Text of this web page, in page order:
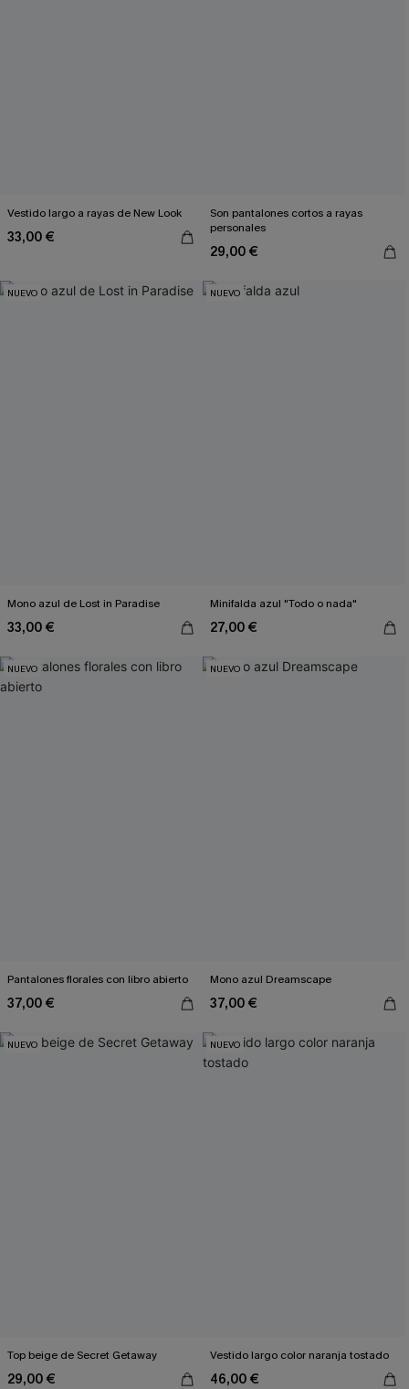
Vestido largo a rayas de New Look
33,00 €
Son pantalones cortos a rayas
personales
29,00 €
NUEVO
Mono azul de Lost in Paradise
33,00 €
NUEVO
Minifalda azul "Todo o nada"
27,00 €
NUEVO
Pantalones florales con libro abierto
37,00 €
NUEVO
Mono azul Dreamscape
37,00 €
NUEVO
Top beige de Secret Getaway
29,00 €
NUEVO
Vestido largo color naranja tostado
46,00 €